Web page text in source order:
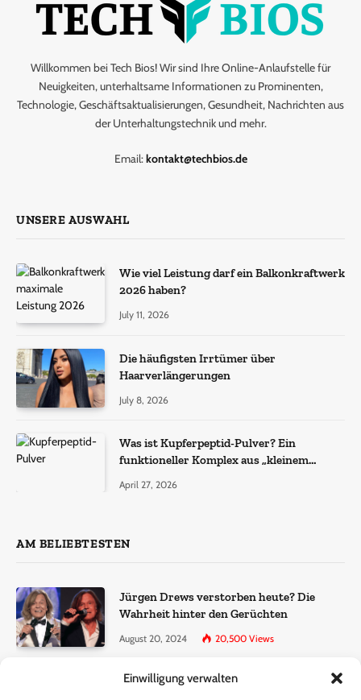
Einwilligung verwalten
Willkommen bei Tech Bios! Wir sind Ihre Online-Anlaufstelle für
Neuigkeiten, unterhaltsame Informationen zu Prominenten,
Technologie, Geschäftsaktualisierungen, Gesundheit, Nachrichten aus
der Unterhaltungstechnik und mehr.
Email:kontakt@techbios.de
UNSERE AUSWAHL
Wie viel Leistung darf ein Balkonkraftwerk
2026 haben?
July 11, 2026
Die häufigsten Irrtümer über
Haarverlängerungen
July 8, 2026
Was ist Kupferpeptid-Pulver? Ein
funktioneller Komplex aus „kleinem
April 27, 2026
AM BELIEBTESTEN
Jürgen Drews verstorben heute? Die
Wahrheit hinter den Gerüchten
August 20, 2024 20,500 Views
Ralf Dammasch Traueranzeige: